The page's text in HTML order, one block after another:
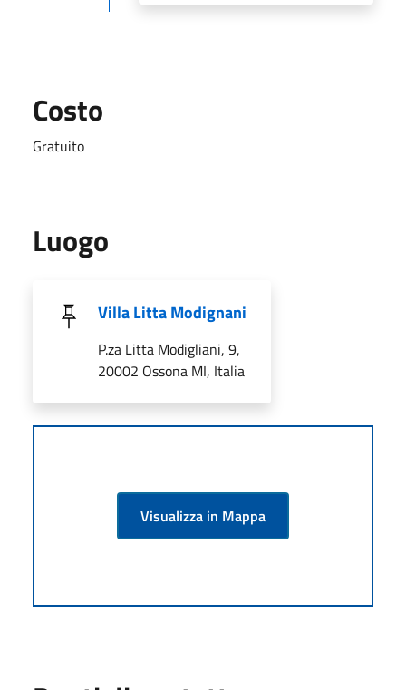
Costo
Gratuito
Luogo
Villa Litta Modignani
P.za Litta Modigliani, 9,
20002 Ossona MI, Italia
Visualizza in Mappa